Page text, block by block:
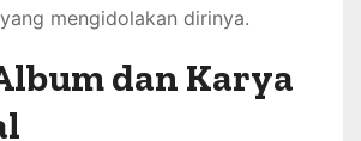
mengidolakan dirinya.
dan Karya